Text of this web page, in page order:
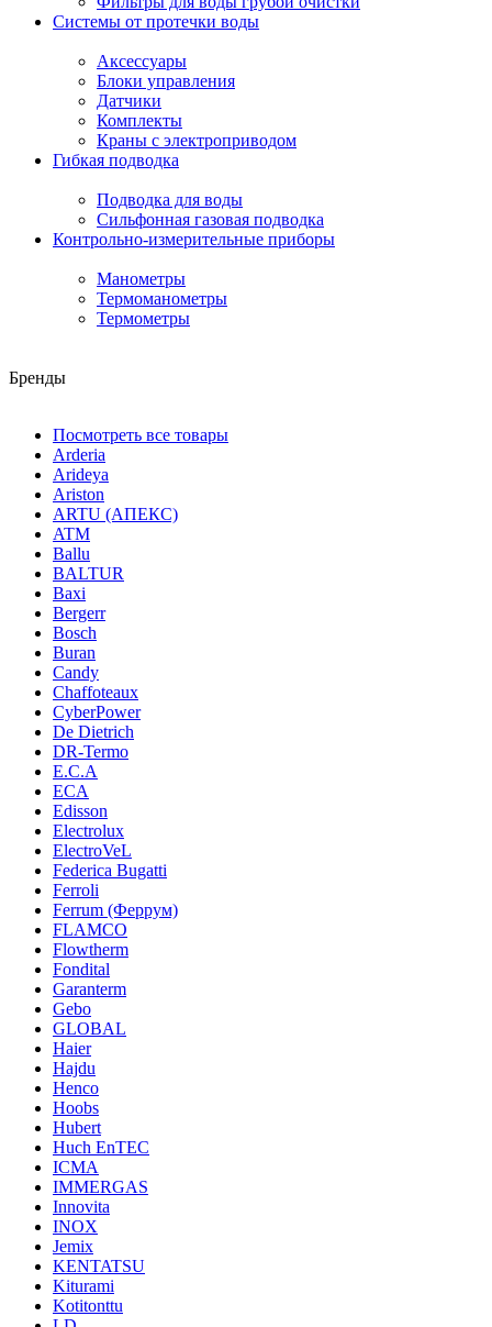
Системы от протечки воды
Аксессуары
Блоки управления
Датчики
Комплекты
Краны с электроприводом
Гибкая подводка
Подводка для воды
Сильфонная газовая подводка
Контрольно-измерительные приборы
Манометры
Термоманометры
Термометры
Бренды
Посмотреть все товары
Arderia
Arideya
Ariston
ARTU (АПЕКС)
ATM
Ballu
BALTUR
Baxi
Bergerr
Bosch
Buran
Candy
Chaffoteaux
CyberPower
De Dietrich
DR-Termo
E.C.A
ECA
Edisson
Electrolux
ElectroVeL
Federica Bugatti
Ferroli
Ferrum (Феррум)
FLAMCO
Flowtherm
Fondital
Garanterm
Gebo
GLOBAL
Haier
Hajdu
Henco
Hoobs
Hubert
Huch EnTEC
ICMA
IMMERGAS
Innovita
INOX
Jemix
KENTATSU
Kiturami
Kotitonttu